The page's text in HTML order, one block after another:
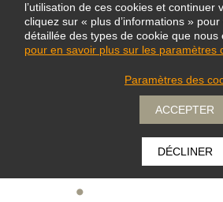
l’utilisation de ces cookies et continuer
cliquez sur « plus d’informations »
détaillée des types de cookie que nous
pour en savoir plus sur les paramètres
Paramètres des
ACCEPTER
DÉCLINER